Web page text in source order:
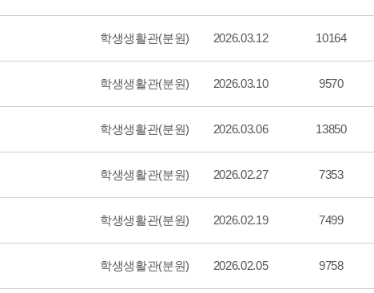
학생생활관(분원) 2026.03.12 10164
학생생활관(분원) 2026.03.10 9570
학생생활관(분원) 2026.03.06 13850
학생생활관(분원) 2026.02.27 7353
학생생활관(분원) 2026.02.19 7499
학생생활관(분원) 2026.02.05 9758